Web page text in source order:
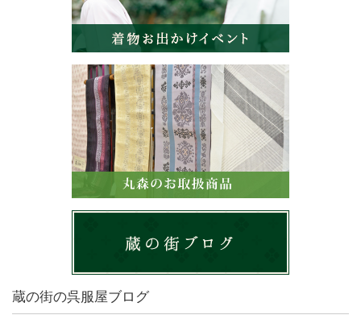
蔵の街の呉服屋ブログ